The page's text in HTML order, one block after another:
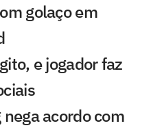
golaço em
e jogador faz
acordo com